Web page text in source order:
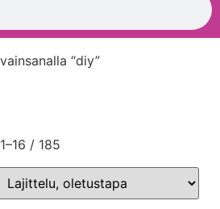
“diy”
/ 185